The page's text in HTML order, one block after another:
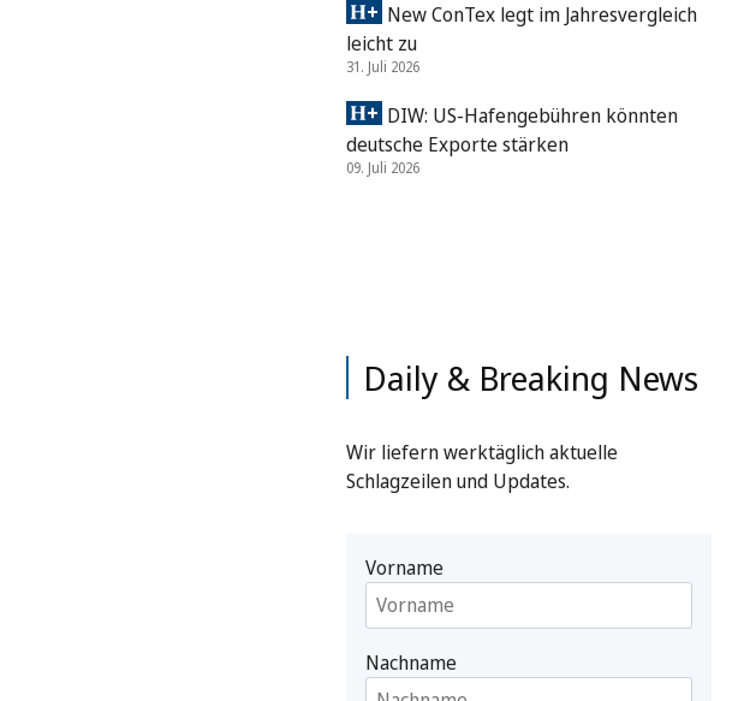
New ConTex legt im Jahresvergleich
leicht zu
31. Juli 2026
DIW: US-Hafengebühren könnten
deutsche Exporte stärken
09. Juli 2026
Daily & Breaking News
Wir liefern werktäglich aktuelle
Schlagzeilen und Updates.
Vorname
Nachname